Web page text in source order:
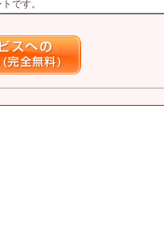
です。